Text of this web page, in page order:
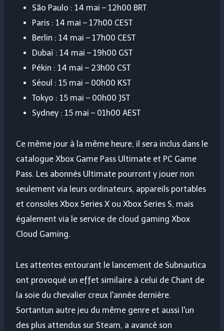
São Paulo : 14 mai – 12h00 BRT
Paris : 14 mai – 17h00 CEST
Berlin : 14 mai – 17h00 CEST
Dubaï : 14 mai – 19h00 GST
Pékin : 14 mai – 23h00 CST
Séoul : 15 mai – 00h00 KST
Tokyo : 15 mai – 00h00 JST
Sydney : 15 mai – 01h00 AEST
Ce même jour à la même heure, il sera inclus dans le
catalogue Xbox Game Pass Ultimate et PC Game
Pass. Les abonnés Ultimate pourront y jouer non
seulement via leurs ordinateurs, appareils portables
et consoles Xbox Series X ou Xbox Series S, mais
également via le service de cloud gaming Xbox
Cloud Gaming.
Les attentes entourant le lancement de Subnautica
ont provoqué un effet similaire à celui de Chant de
la soie du chevalier creux l'année dernière.
Sortantun autre jeu du même genre et aussi l'un
des plus attendus sur Steam, a avancé son